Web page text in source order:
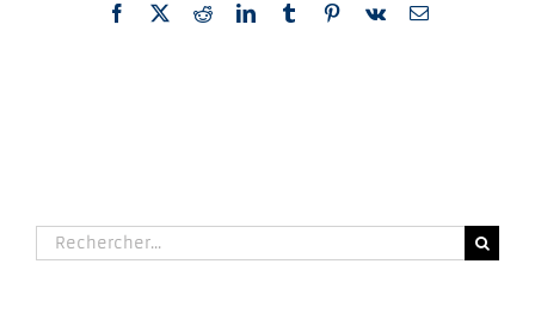
Facebook
X RedditLinkedInTumblrPinterest
Vk Email
Rechercher: